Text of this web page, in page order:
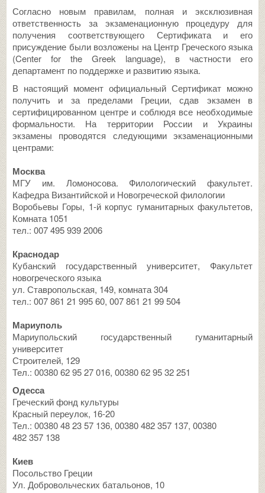
Согласно новым правилам, полная и эксклюзивная
ответственность за экзаменационную процедуру для
получения соответствующего Сертификата и его
присуждение были возложены на Центр Греческого языка
(Center for the Greek language), в частности его
департамент по поддержке и развитию языка.
В настоящий момент официальный Сертификат можно
получить и за пределами Греции, сдав экзамен в
сертифицированном центре и соблюдя все необходимые
формальности. На территории России и Украины
экзамены проводятся следующими экзаменационными
центрами:
Москва
МГУ им. Ломоносова. Филологический факультет.
Кафедра Византийской и Новогреческой филологии
Воробьевы Горы, 1-й корпус гуманитарных факультетов,
Комната 1051
тел.: 007 495 939 2006
Краснодар
Кубанский государственный университет, Факультет
новогреческого языка
ул. Ставропольская, 149, комната 304
тел.: 007 861 21 995 60, 007 861 21 99 504
Мариуполь
Мариупольский государственный гуманитарный
университет
Строителей, 129
Тел.: 00380 62 95 27 016, 00380 62 95 32 251
Одесса
Греческий фонд культуры
Красный переулок, 16-20
Тел.: 00380 48 23 57 136, 00380 482 357 137, 00380
482 357 138
Киев
Посольство Греции
Ул. Добровольческих батальонов, 10